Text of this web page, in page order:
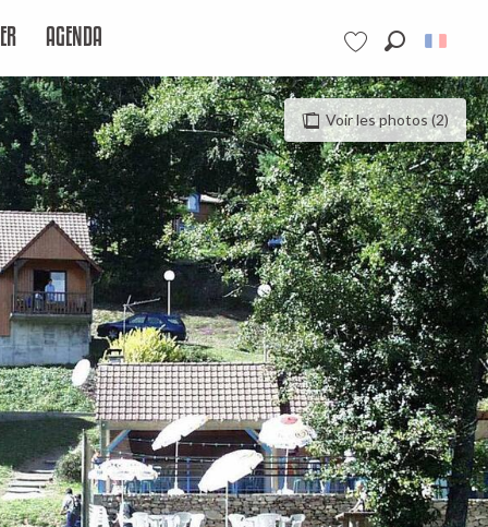
Voir les favoris
AGENDA
Voir les photos (2)